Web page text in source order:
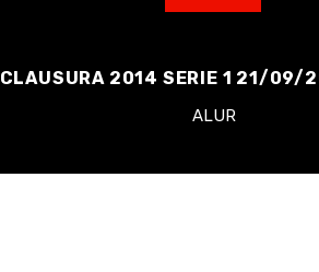
CLAUSURA 2014 SERIE 1 21/09/
ALUR